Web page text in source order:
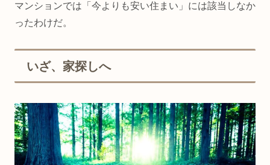
マンションでは「今よりも安い住まい」には該当しなか
ったわけだ。
いざ、家探しへ